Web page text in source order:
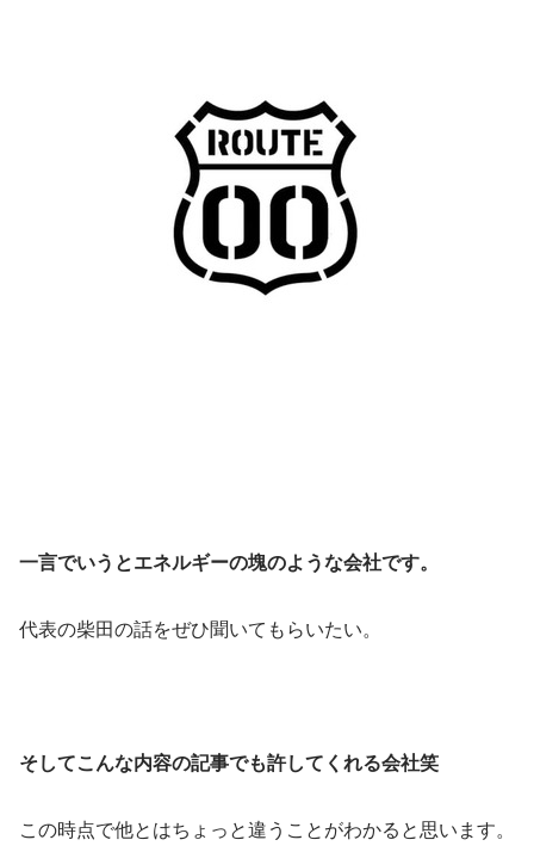
一言でいうとエネルギーの塊のような会社です。
代表の柴田の話をぜひ聞いてもらいたい。
そしてこんな内容の記事でも許してくれる会社笑
この時点で他とはちょっと違うことがわかると思います。